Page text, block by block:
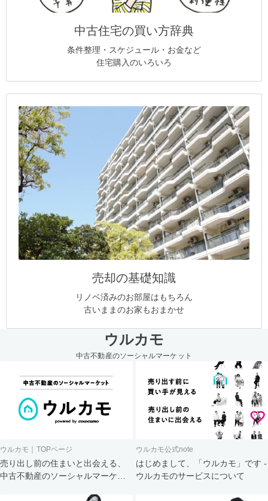
中古住宅の買い方辞典
条件整理・スケジュール・お金など
住宅購入のいろいろ
売却の基礎知識
リノベ済みのお部屋はもちろん
古いままのお家もおまかせ
ウルカモ
中古不動産のソーシャルマーケット
ウルカモ｜TOPページ
売り出し前の住まいと出会える、
中古不動産のソーシャルマーケッ
ウルカモ公式note
はじめまして、「ウルカモ」です -
ウルカモのサービスについて